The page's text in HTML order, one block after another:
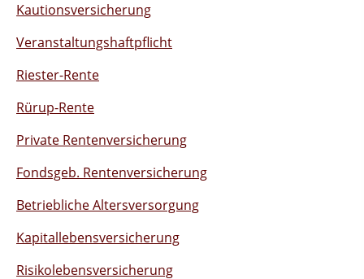
Kautionsversicherung
Veranstaltungshaftpflicht
Riester-Rente
Rürup-Rente
Private Rentenversicherung
Fondsgeb. Rentenversicherung
Betriebliche Altersversorgung
Kapitallebensversicherung
Risikolebensversicherung